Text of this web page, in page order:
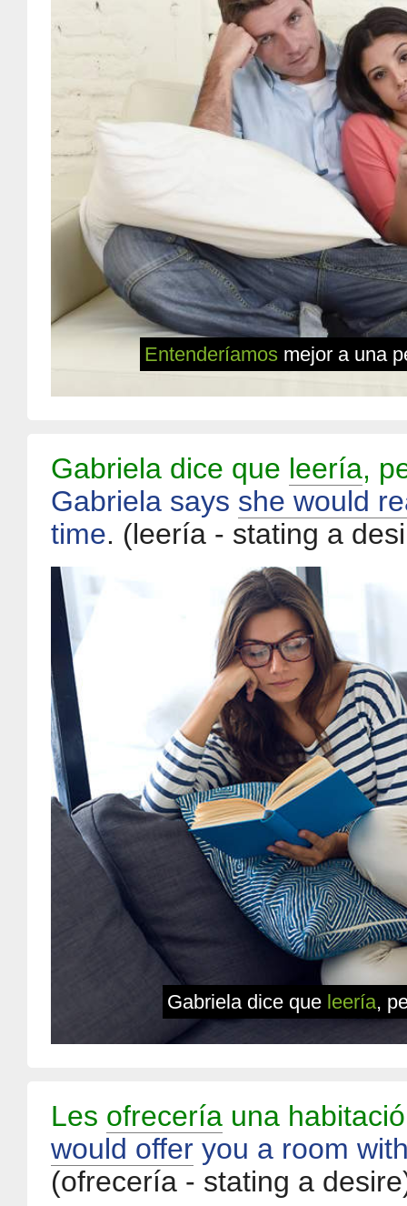
Entenderíamos mejor a una
Gabriela dice que leería,
Gabriela says she would
time. (leería - stating a
Gabriela dice que leería,
Les ofrecería una
would offer you a room
(ofrecería - stating a